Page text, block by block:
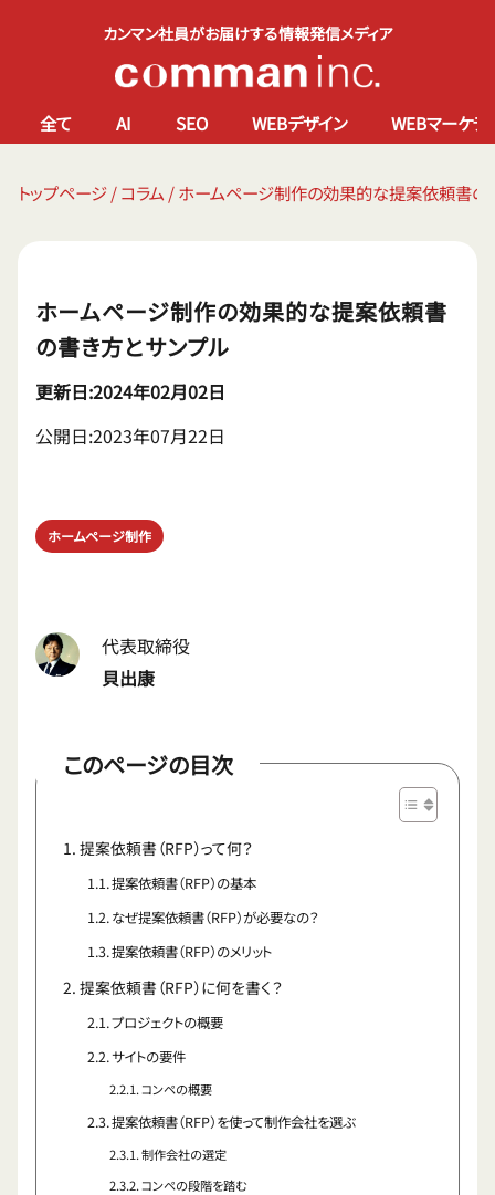
カンマン社員がお届けする情報発信メディア
全て AI SEO WEBデザイン WEBマーケテ
トップページ/コラム /ホームページ制作の効果的な提案依頼書の
ホームページ制作の効果的な提案依頼書
の書き方とサンプル
更新日:2024年02月02日
公開日:2023年07月22日
ホームページ制作
代表取締役
貝出康
このページの目次
提案依頼書（RFP）って何？
提案依頼書（RFP）の基本
なぜ提案依頼書（RFP）が必要なの？
提案依頼書（RFP）のメリット
提案依頼書（RFP）に何を書く？
プロジェクトの概要
サイトの要件
コンペの概要
提案依頼書（RFP）を使って制作会社を選ぶ
制作会社の選定
コンペの段階を踏む